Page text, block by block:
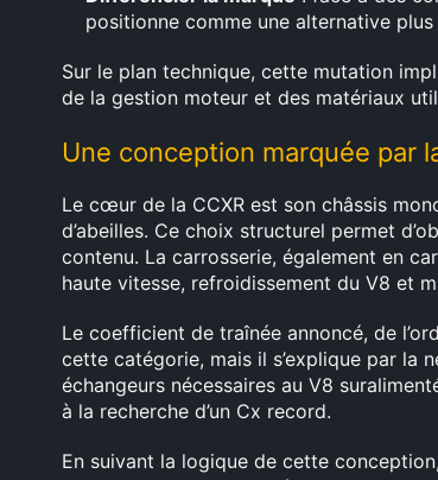
positionne comme une alternative
Sur le plan technique, cette mutation
de la gestion moteur et des matériaux
Une conception marquée par
Le cœur de la CCXR est son châssis
d’abeilles. Ce choix structurel permet
contenu. La carrosserie, également en
haute vitesse, refroidissement du V8 et
Le coefficient de traînée annoncé, de
cette catégorie, mais il s’explique par la
échangeurs nécessaires au V8
à la recherche d’un Cx record.
En suivant la logique de cette